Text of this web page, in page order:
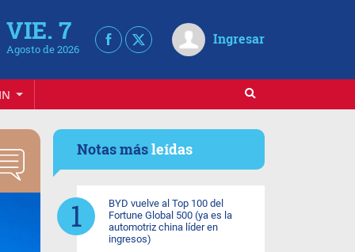
VIE. 7
Agosto de 2026
Ingresar
Notas másleídas
BYD vuelve al Top 100 del
Fortune Global 500 (ya es la
automotriz china líder en
ingresos)